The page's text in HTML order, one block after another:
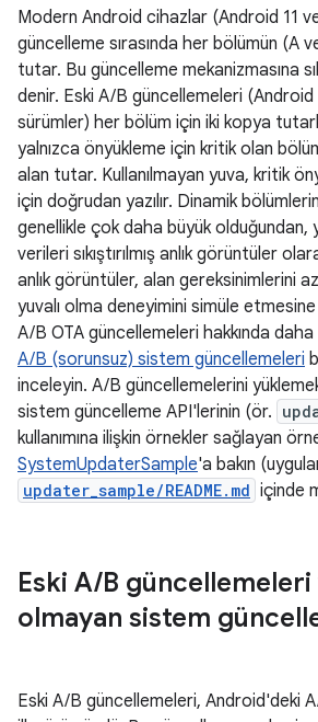
Modern Android cihazlar (Android 11
güncelleme sırasında her bölümün (A
tutar. Bu güncelleme mekanizmasına
denir. Eski A/B güncellemeleri
sürümler) her bölüm için iki kopya
yalnızca önyükleme için kritik olan
alan tutar. Kullanılmayan yuva, kritik
için doğrudan yazılır. Dinamik
genellikle çok daha büyük olduğundan,
verileri sıkıştırılmış anlık görüntüler
anlık görüntüler, alan gereksinimlerini
yuvalı olma deneyimini simüle
A/B OTA güncellemeleri hakkında
A/B (sorunsuz) sistem güncellemeleri
inceleyin. A/B güncellemelerini
sistem güncelleme API'lerinin (ör.
kullanımına ilişkin örnekler sağlayan
SystemUpdaterSample'a bakın
updater_sample/README.md içinde
Eski A/B güncellemeleri
olmayan sistem
Eski A/B güncellemeleri, Android'deki